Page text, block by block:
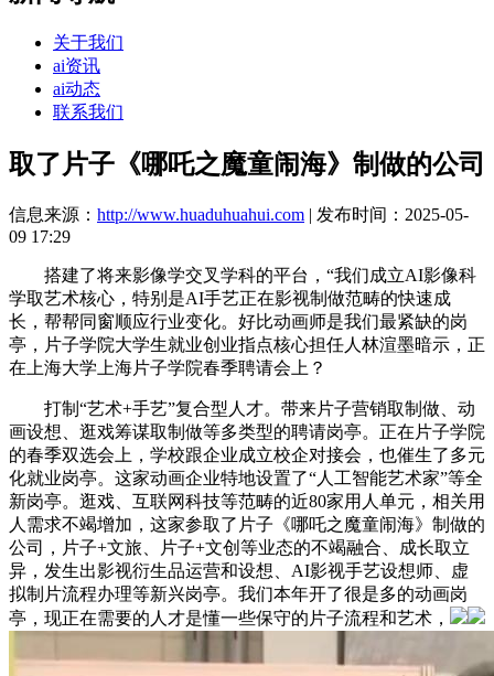
关于我们
ai资讯
ai动态
联系我们
取了片子《哪吒之魔童闹海》制做的公司
信息来源： http://www.huaduhuahui.com | 发布时间：2025-05-
09 17:29
搭建了将来影像学交叉学科的平台，“我们成立AI影像科
学取艺术核心，特别是AI手艺正在影视制做范畴的快速成
长，帮帮同窗顺应行业变化。好比动画师是我们最紧缺的岗
亭，片子学院大学生就业创业指点核心担任人林渲墨暗示，正
在上海大学上海片子学院春季聘请会上？
打制“艺术+手艺”复合型人才。带来片子营销取制做、动
画设想、逛戏筹谋取制做等多类型的聘请岗亭。正在片子学院
的春季双选会上，学校跟企业成立校企对接会，也催生了多元
化就业岗亭。这家动画企业特地设置了“人工智能艺术家”等全
新岗亭。逛戏、互联网科技等范畴的近80家用人单元，相关用
人需求不竭增加，这家参取了片子《哪吒之魔童闹海》制做的
公司，片子+文旅、片子+文创等业态的不竭融合、成长取立
异，发生出影视衍生品运营和设想、AI影视手艺设想师、虚
拟制片流程办理等新兴岗亭。我们本年开了很是多的动画岗
亭，现正在需要的人才是懂一些保守的片子流程和艺术，